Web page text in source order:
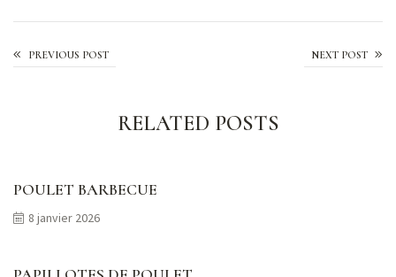
PREVIOUS POST NEXT POST
Potage de courge à saveur de pain d’épices
RELATED POSTS
POULET BARBECUE
8 janvier 2026